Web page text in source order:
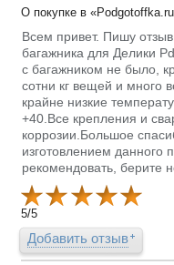
О покупке в
Всем привет. Пишу отзыв
багажника для Делики
с багажником не было,
сотни кг вещей и много
крайне низкие
+40.Все крепления и
коррозии.Большое
изготовлением данного
рекомендовать, берите
5/5
Добавить отзыв